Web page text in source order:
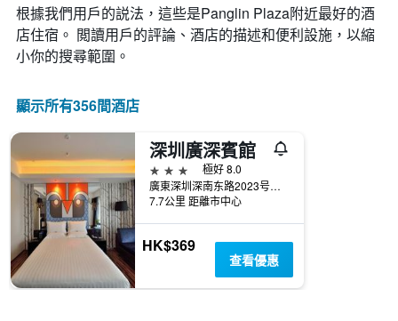
根據我們用戶的説法，這些是Panglin Plaza附近最好的酒
店住宿。 閲讀用戶的評論、酒店的描述和便利設施，以縮
小你的搜尋範圍。
顯示所有356間酒店
深圳廣深賓館
3星級
極好 8.0
廣東深圳深南东路2023号广深大厦
7.7公里 距離市中心
HK$369
查看優惠